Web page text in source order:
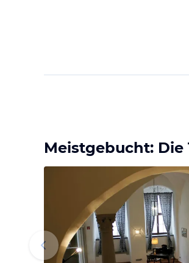
Meistgebucht: Die